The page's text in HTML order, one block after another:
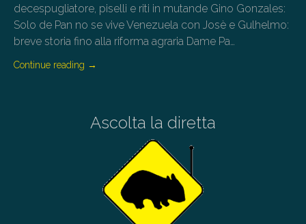
decespugliatore, piselli e riti in mutande Gino Gonzales:
Solo de Pan no se vive Venezuela con Josè e Gulhelmo:
breve storia fino alla riforma agraria Dame Pa…
Continue reading →
Ascolta la diretta